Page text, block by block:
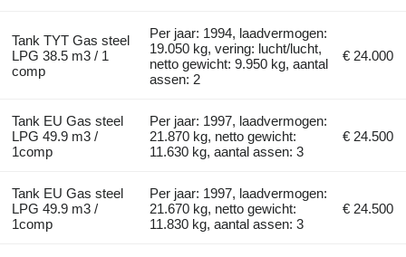
Tank TYT Gas steel
LPG 38.5 m3 / 1
comp
Per jaar: 1994, laadvermogen:
19.050 kg, vering: lucht/lucht,
netto gewicht: 9.950 kg, aantal
assen: 2
€ 24.000
Tank EU Gas steel
LPG 49.9 m3 /
1comp
Per jaar: 1997, laadvermogen:
21.870 kg, netto gewicht:
11.630 kg, aantal assen: 3
€ 24.500
Tank EU Gas steel
LPG 49.9 m3 /
1comp
Per jaar: 1997, laadvermogen:
21.670 kg, netto gewicht:
11.830 kg, aantal assen: 3
€ 24.500